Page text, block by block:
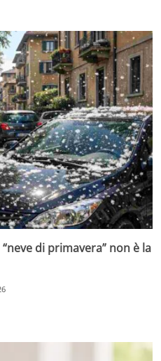
di primavera” non è la